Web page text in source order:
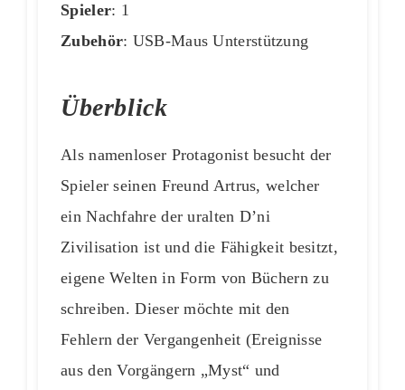
Spieler: 1
Zubehör: USB-Maus Unterstützung
Überblick
Als namenloser Protagonist besucht der
Spieler seinen Freund Artrus, welcher
ein Nachfahre der uralten D’ni
Zivilisation ist und die Fähigkeit besitzt,
eigene Welten in Form von Büchern zu
schreiben. Dieser möchte mit den
Fehlern der Vergangenheit (Ereignisse
aus den Vorgängern „Myst“ und